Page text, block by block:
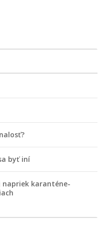
byť iní
napriek karanténe-